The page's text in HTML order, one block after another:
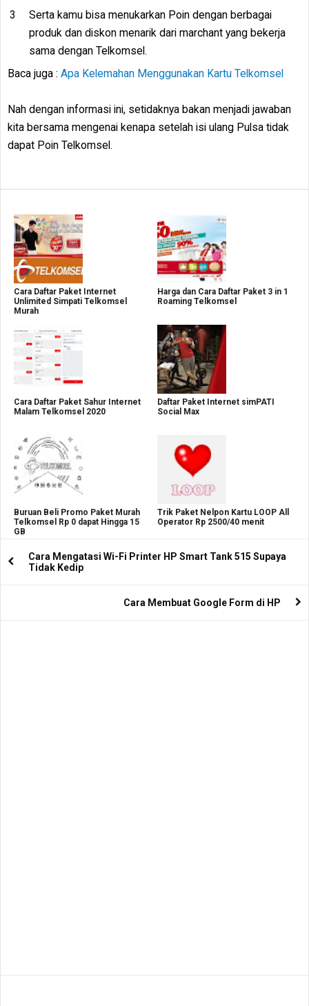
Serta kamu bisa menukarkan Poin dengan berbagai
produk dan diskon menarik dari marchant yang bekerja
sama dengan Telkomsel.
Baca juga : Apa Kelemahan Menggunakan Kartu Telkomsel
Nah dengan informasi ini, setidaknya bakan menjadi jawaban
kita bersama mengenai kenapa setelah isi ulang Pulsa tidak
dapat Poin Telkomsel.
Cara Daftar Paket Internet
Unlimited Simpati Telkomsel
Murah
Harga dan Cara Daftar Paket 3 in 1
Roaming Telkomsel
Cara Daftar Paket Sahur Internet
Malam Telkomsel 2020
Daftar Paket Internet simPATI
Social Max
Buruan Beli Promo Paket Murah
Telkomsel Rp 0 dapat Hingga 15
GB
Trik Paket Nelpon Kartu LOOP All
Operator Rp 2500/40 menit
Cara Mengatasi Wi-Fi Printer HP Smart Tank 515 Supaya
Tidak Kedip
Cara Membuat Google Form di HP